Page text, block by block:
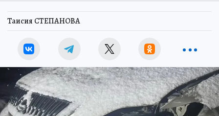
Таисия СТЕПАНОВА